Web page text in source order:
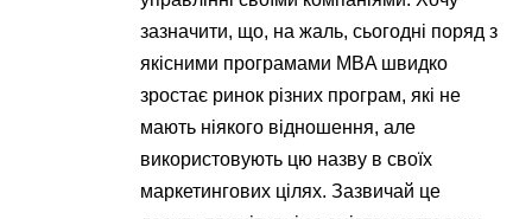
зазначити, що, на жаль, сьогодні поряд з
якісними програмами MBA швидко
зростає ринок різних програм, які не
мають ніякого відношення, але
використовують цю назву в своїх
маркетингових цілях. Зазвичай це